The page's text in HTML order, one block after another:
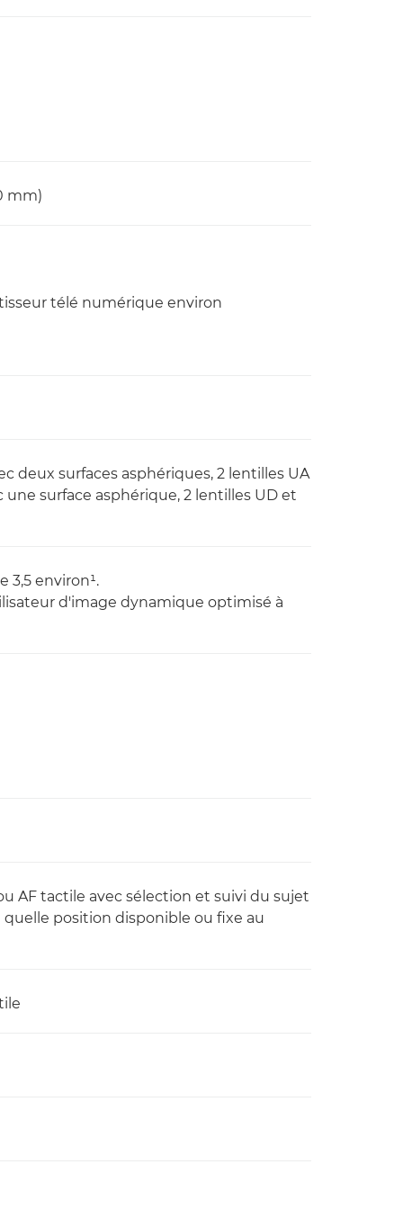
mm)
télé numérique environ
deux surfaces asphériques, 2 lentilles UA
surface asphérique, 2 lentilles UD et
3,5 environ¹.
d'image dynamique optimisé à
AF tactile avec sélection et suivi du sujet
quelle position disponible ou fixe au